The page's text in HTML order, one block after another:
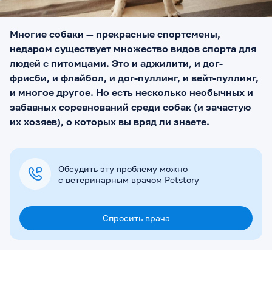
Многие собаки — прекрасные спортсмены,
недаром существует множество видов спорта для
людей с питомцами. Это и аджилити, и дог-
фрисби, и флайбол, и дог-пуллинг, и вейт-пуллинг,
и многое другое. Но есть несколько необычных и
забавных соревнований среди собак (и зачастую
их хозяев), о которых вы вряд ли знаете.
Обсудить эту проблему можно
с ветеринарным врачом Petstory
Спросить врача